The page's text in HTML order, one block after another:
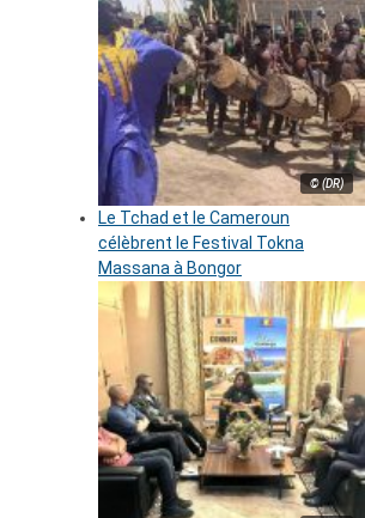
© (DR)
Le Tchad et le Cameroun
célèbrent le Festival Tokna
Massana à Bongor